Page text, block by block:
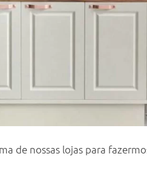
de nossas lojas para